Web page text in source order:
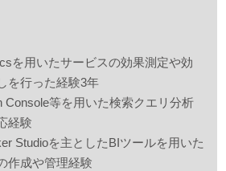
を用いたサービスの効果測定や効
を行った経験3年
Console等を用いた検索クエリ分析
経験
Studioを主としたBIツールを用いた
作成や管理経験